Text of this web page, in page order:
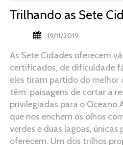
Trilhando as Sete
19/11/2019
As Sete Cidades oferecem
certificados, de dificuldade
eles tiram partido do melhor
têm: paisagens de cortar a
privilegiadas para o Oceano
que nos enchem os olhos
verdes e duas lagoas, únicas
oferecem. Um dos trilhos